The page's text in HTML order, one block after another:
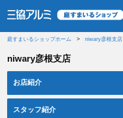
庭すまいるショップホーム niwary彦根支店
niwary彦根支店
お店紹介
スタッフ紹介